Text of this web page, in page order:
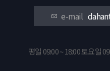
e-mail
평일 09:00 ~ 18:00 토요일